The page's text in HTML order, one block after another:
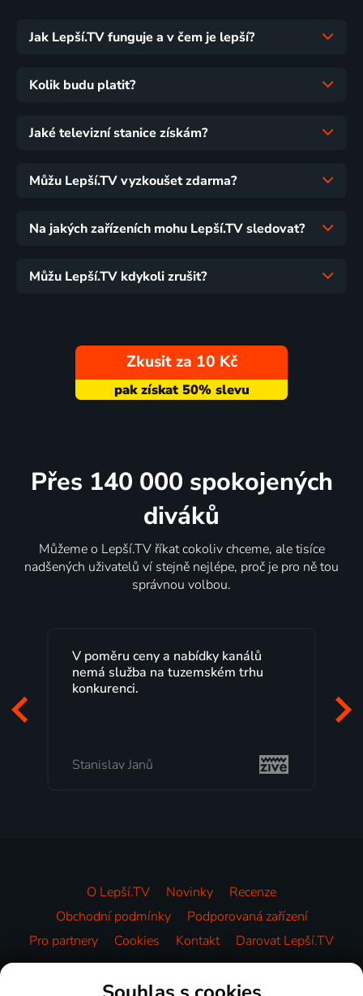
Jak Lepší.TV funguje a v čem je lepší?
Kolik budu platit?
Jaké televizní stanice získám?
Můžu Lepší.TV vyzkoušet zdarma?
Na jakých zařízeních mohu Lepší.TV sledovat?
Můžu Lepší.TV kdykoli zrušit?
Zkusit za 10 Kč
Přes 140 000 spokojených
diváků
Můžeme o Lepší.TV říkat cokoliv chceme, ale tisíce
nadšených uživatelů ví stejně nejlépe, proč je pro ně tou
správnou volbou.
V poměru ceny a nabídky kanálů
nemá služba na tuzemském trhu
Stanislav Janů
začátek
mi vyhovuje.
O Lepší.TV Novinky
Recenze
Obchodní podmínky
Podporovaná zařízení
Pro partnery
Cookies Kontakt Darovat Lepší.TV
Videotéka